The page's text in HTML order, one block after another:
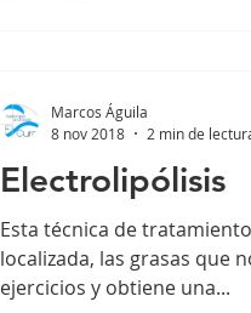
Electrolipólisis
Esta técnica de
localizada, las grasas que
ejercicios y obtiene una...
Marcos Águila
8 nov 2018
2 min de